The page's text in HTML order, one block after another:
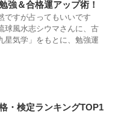
強＆合格運アップ術！
ですが占ってもいいです
球風水志シウマさんに、古
星気学」をもとに、勉強運
・検定ランキングTOP1